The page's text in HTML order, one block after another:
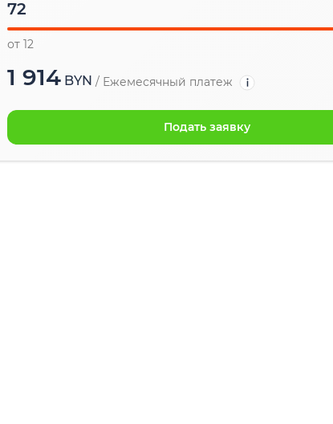
от 12
1 914 BYN / Ежемесячный платеж
Подать заявку